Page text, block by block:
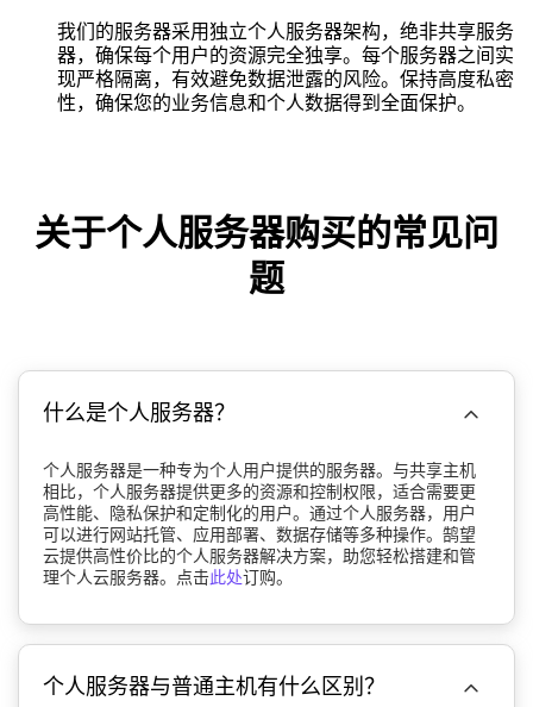
我们的服务器采用独立个人服务器架构，绝非共享服务
器，确保每个用户的资源完全独享。每个服务器之间实
现严格隔离，有效避免数据泄露的风险。保持高度私密
性，确保您的业务信息和个人数据得到全面保护。
关于个人服务器购买的常见问
题
什么是个人服务器？ 
个人服务器是一种专为个人用户提供的服务器。与共享主机
相比，个人服务器提供更多的资源和控制权限，适合需要更
高性能、隐私保护和定制化的用户。通过个人服务器，用户
可以进行网站托管、应用部署、数据存储等多种操作。鹄望
云提供高性价比的个人服务器解决方案，助您轻松搭建和管
理个人云服务器。点击此处订购。
个人服务器与普通主机有什么区别？ 